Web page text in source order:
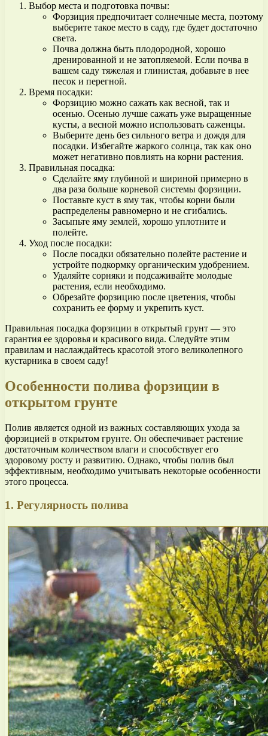
Выбор места и подготовка почвы:
Форзиция предпочитает солнечные места, поэтому
выберите такое место в саду, где будет достаточно
света.
Почва должна быть плодородной, хорошо
дренированной и не затопляемой. Если почва в
вашем саду тяжелая и глинистая, добавьте в нее
песок и перегной.
Время посадки:
Форзицию можно сажать как весной, так и
осенью. Осенью лучше сажать уже выращенные
кусты, а весной можно использовать саженцы.
Выберите день без сильного ветра и дождя для
посадки. Избегайте жаркого солнца, так как оно
может негативно повлиять на корни растения.
Правильная посадка:
Сделайте яму глубиной и шириной примерно в
два раза больше корневой системы форзиции.
Поставьте куст в яму так, чтобы корни были
распределены равномерно и не сгибались.
Засыпьте яму землей, хорошо уплотните и
полейте.
Уход после посадки:
После посадки обязательно полейте растение и
устройте подкормку органическим удобрением.
Удаляйте сорняки и подсаживайте молодые
растения, если необходимо.
Обрезайте форзицию после цветения, чтобы
сохранить ее форму и укрепить куст.
Правильная посадка форзиции в открытый грунт — это
гарантия ее здоровья и красивого вида. Следуйте этим
правилам и наслаждайтесь красотой этого великолепного
кустарника в своем саду!
Особенности полива форзиции в
открытом грунте
Полив является одной из важных составляющих ухода за
форзицией в открытом грунте. Он обеспечивает растение
достаточным количеством влаги и способствует его
здоровому росту и развитию. Однако, чтобы полив был
эффективным, необходимо учитывать некоторые особенности
этого процесса.
1. Регулярность полива